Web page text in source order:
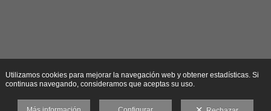
Utilizamos cookies para mejorar la navegación web y obtener estadísticas. Si
continuas navegando, consideramos que aceptas su uso.